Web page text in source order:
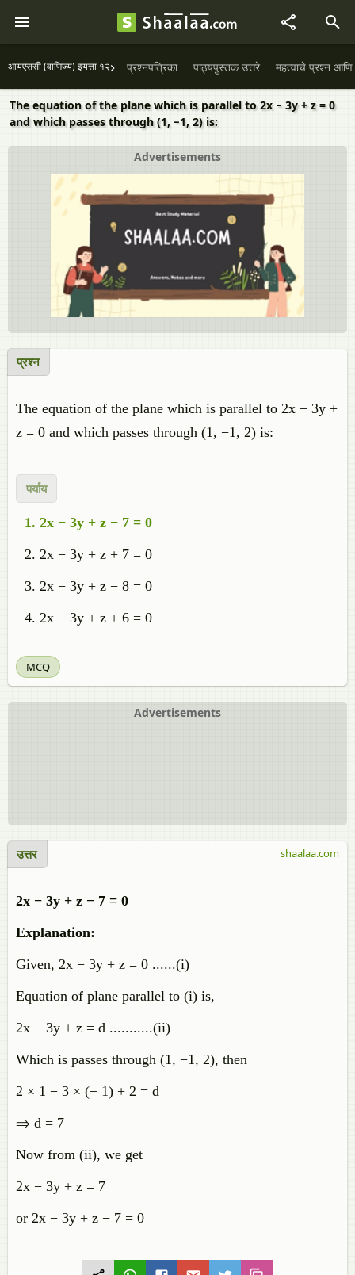
आयएससी (वाणिज्य) इयत्ता १२ प्रश्नपत्रिका पाठ्यपुस्तक उत्तरे महत्वाचे प्रश्न आणि
The equation of the plane which is parallel to 2x − 3y + z = 0
and which passes through (1, −1, 2) is:
Advertisements
प्रश्न
The equation of the plane which is parallel to 2x − 3y +
z = 0 and which passes through (1, −1, 2) is:
पर्याय
2x − 3y + z − 7 = 0
2x − 3y + z + 7 = 0
2x − 3y + z − 8 = 0
2x − 3y + z + 6 = 0
MCQ
Advertisements
उत्तर
2x − 3y + z − 7 = 0
Explanation:
Given, 2x − 3y + z = 0 ......(i)
Equation of plane parallel to (i) is,
2x − 3y + z = d ...........(ii)
Which is passes through (1, −1, 2), then
2 × 1 − 3 × (− 1) + 2 = d
⇒ d = 7
Now from (ii), we get
2x − 3y + z = 7
or 2x − 3y + z − 7 = 0
shaalaa.com